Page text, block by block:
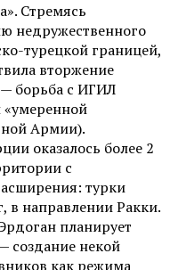
Стремясь
недружественного
турецкой границей,
вторжение
борьба с ИГИЛ
Армии).
оказалось более 2
с
турки
в направлении Ракки.
планирует
создание некой
как режима